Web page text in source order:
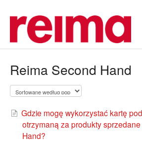
Reima Second Hand
Gdzie mogę wykorzystać kartę
otrzymaną za produkty
Hand?